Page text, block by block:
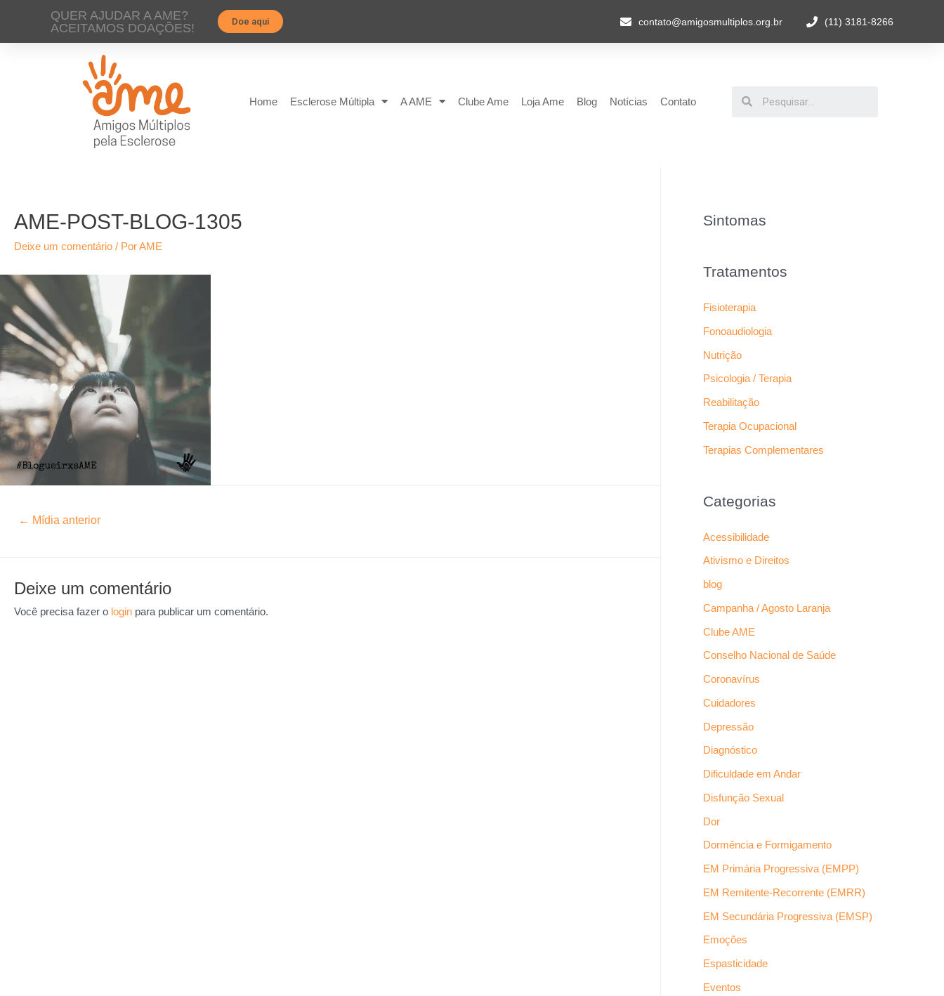
QUER AJUDAR A AME?
ACEITAMOS DOAÇÕES!
Doe aqui contato@amigosmultiplos.org.br (11) 3181-8266
Home Esclerose Múltipla A AME Clube Ame Loja Ame Blog Notícias Contato
AME-POST-BLOG-1305
Deixe um comentário / PorAME
← Mídia anterior
Deixe um comentário
Você precisa fazer o login para publicar um comentário.
Sintomas
Tratamentos
Fisioterapia
Fonoaudiologia
Nutrição
Psicologia / Terapia
Reabilitação
Terapia Ocupacional
Terapias Complementares
Categorias
Acessibilidade
Ativismo e Direitos
blog
Campanha / Agosto Laranja
Clube AME
Conselho Nacional de Saúde
Coronavírus
Cuidadores
Depressão
Diagnóstico
Dificuldade em Andar
Disfunção Sexual
Dor
Dormência e Formigamento
EM Primária Progressiva (EMPP)
EM Remitente-Recorrente (EMRR)
EM Secundária Progressiva (EMSP)
Emoções
Espasticidade
Eventos